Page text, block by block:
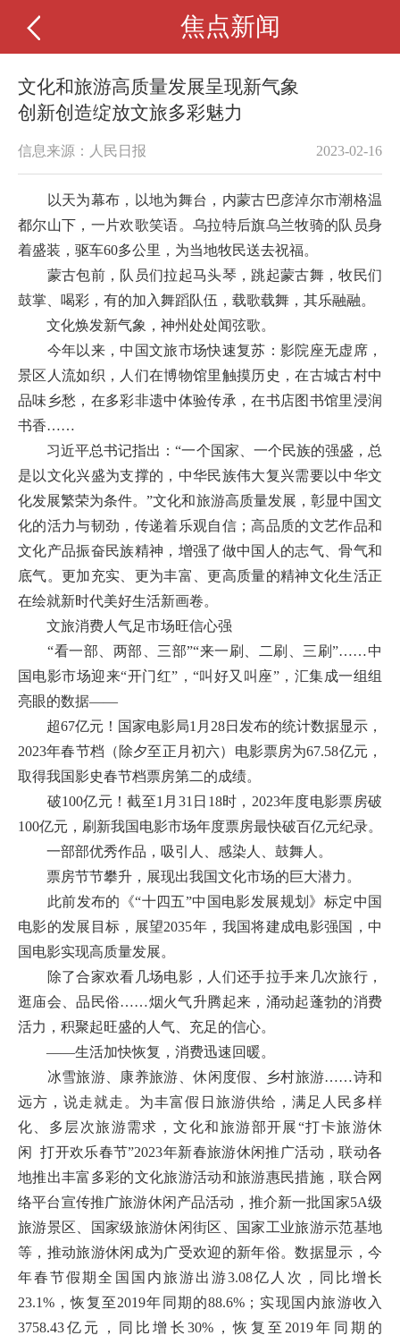
焦点新闻
文化和旅游高质量发展呈现新气象
创新创造绽放文旅多彩魅力
信息来源：人民日报 2023-02-16
以天为幕布，以地为舞台，内蒙古巴彦淖尔市潮格温
都尔山下，一片欢歌笑语。乌拉特后旗乌兰牧骑的队员身
着盛装，驱车60多公里，为当地牧民送去祝福。
蒙古包前，队员们拉起马头琴，跳起蒙古舞，牧民们
鼓掌、喝彩，有的加入舞蹈队伍，载歌载舞，其乐融融。
文化焕发新气象，神州处处闻弦歌。
今年以来，中国文旅市场快速复苏：影院座无虚席，
景区人流如织，人们在博物馆里触摸历史，在古城古村中
品味乡愁，在多彩非遗中体验传承，在书店图书馆里浸润
书香……
习近平总书记指出：“一个国家、一个民族的强盛，总
是以文化兴盛为支撑的，中华民族伟大复兴需要以中华文
化发展繁荣为条件。”文化和旅游高质量发展，彰显中国文
化的活力与韧劲，传递着乐观自信；高品质的文艺作品和
文化产品振奋民族精神，增强了做中国人的志气、骨气和
底气。更加充实、更为丰富、更高质量的精神文化生活正
在绘就新时代美好生活新画卷。
文旅消费人气足市场旺信心强
“看一部、两部、三部”“来一刷、二刷、三刷”……中
国电影市场迎来“开门红”，“叫好又叫座”，汇集成一组组
亮眼的数据——
超67亿元！国家电影局1月28日发布的统计数据显示，
2023年春节档（除夕至正月初六）电影票房为67.58亿元，
取得我国影史春节档票房第二的成绩。
破100亿元！截至1月31日18时，2023年度电影票房破
100亿元，刷新我国电影市场年度票房最快破百亿元纪录。
一部部优秀作品，吸引人、感染人、鼓舞人。
票房节节攀升，展现出我国文化市场的巨大潜力。
此前发布的《“十四五”中国电影发展规划》标定中国
电影的发展目标，展望2035年，我国将建成电影强国，中
国电影实现高质量发展。
除了合家欢看几场电影，人们还手拉手来几次旅行，
逛庙会、品民俗……烟火气升腾起来，涌动起蓬勃的消费
活力，积聚起旺盛的人气、充足的信心。
——生活加快恢复，消费迅速回暖。
冰雪旅游、康养旅游、休闲度假、乡村旅游……诗和
远方，说走就走。为丰富假日旅游供给，满足人民多样
化、多层次旅游需求，文化和旅游部开展“打卡旅游休
闲 打开欢乐春节”2023年新春旅游休闲推广活动，联动各
地推出丰富多彩的文化旅游活动和旅游惠民措施，联合网
络平台宣传推广旅游休闲产品活动，推介新一批国家5A级
旅游景区、国家级旅游休闲街区、国家工业旅游示范基地
等，推动旅游休闲成为广受欢迎的新年俗。数据显示，今
年春节假期全国国内旅游出游3.08亿人次，同比增长
23.1%，恢复至2019年同期的88.6%；实现国内旅游收入
3758.43亿元，同比增长30%，恢复至2019年同期的